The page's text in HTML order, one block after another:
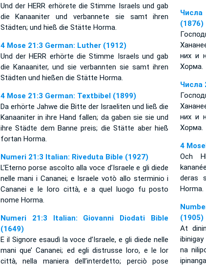
Und der HERR erhörete die Stimme Israels und gab
die Kanaaniter und verbannete sie samt ihren
Städten; und hieß die Stätte Horma.
4 Mose 21:3 German: Luther (1912)
Und der HERR erhörte die Stimme Israels und gab
die Kanaaniter, und sie verbannten sie samt ihren
Städten und hießen die Stätte Horma.
4 Mose 21:3 German: Textbibel (1899)
Da erhörte Jahwe die Bitte der Israeliten und ließ die
Kanaaniter in ihre Hand fallen; da gaben sie sie und
ihre Städte dem Banne preis; die Stätte aber hieß
fortan Horma.
Numeri 21:3 Italian: Riveduta Bible (1927)
L’Eterno porse ascolto alla voce d’Israele e gli diede
nelle mani i Cananei; e Israele votò allo sterminio i
Cananei e le loro città, e a quel luogo fu posto
nome Horma.
Numeri 21:3 Italian: Giovanni Diodati Bible
(1649)
E il Signore esaudì la voce d’Israele, e gli diede nelle
mani que’ Cananei; ed egli distrusse loro, e le lor
città, nella maniera dell’interdetto; perciò pose
(1876)
них и
Хорма.
Числа
них и
Хорма.
4
Och
deras
Horma.
(1905)
At
na